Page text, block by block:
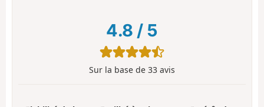
4.8 / 5
Sur la base de 33 avis